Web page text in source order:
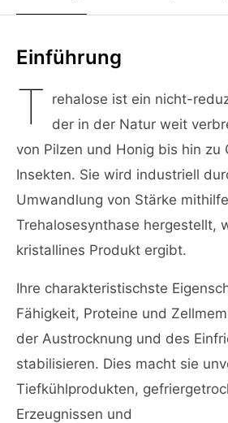
Einführung
T rehalose ist ein nicht-
der in der Natur weit
von Pilzen und Honig bis hin zu
Insekten. Sie wird industriell
Umwandlung von Stärke
Trehalosesynthase hergestellt,
kristallines Produkt ergibt.
Ihre charakteristischste
Fähigkeit, Proteine und
der Austrocknung und des
stabilisieren. Dies macht sie
Tiefkühlprodukten,
Erzeugnissen und